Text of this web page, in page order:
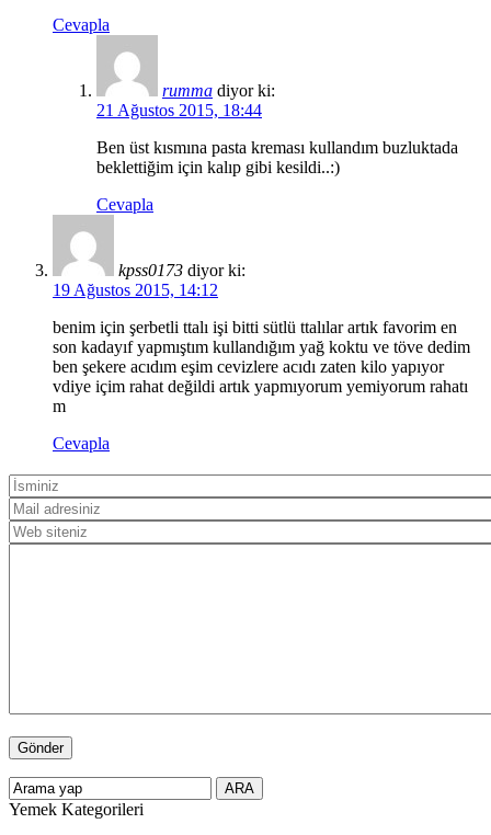
Cevapla
rumma diyor ki:
21 Ağustos 2015, 18:44
Ben üst kısmına pasta kreması kullandım buzluktada
beklettiğim için kalıp gibi kesildi..:)
Cevapla
kpss0173 diyor ki:
19 Ağustos 2015, 14:12
benim için şerbetli ttalı işi bitti sütlü ttalılar artık favorim en
son kadayıf yapmıştım kullandığım yağ koktu ve töve dedim
ben şekere acıdım eşim cevizlere acıdı zaten kilo yapıyor
vdiye içim rahat değildi artık yapmıyorum yemiyorum rahatı
m
Cevapla
Yemek Kategorileri